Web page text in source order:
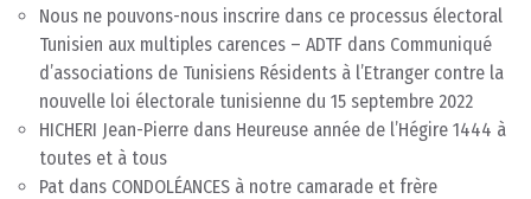
Nous ne pouvons-nous inscrire dans ce processus électoral
Tunisien aux multiples carences – ADTF dans Communiqué
d’associations de Tunisiens Résidents à l’Etranger contre la
nouvelle loi électorale tunisienne du 15 septembre 2022
HICHERI Jean-Pierre dans Heureuse année de l’Hégire 1444 à
toutes et à tous
Pat dans CONDOLÉANCES à notre camarade et frère